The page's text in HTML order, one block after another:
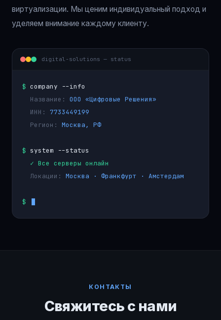
виртуализации. Мы ценим индивидуальный подход и
уделяем внимание каждому клиенту.
digital-solutions — status
$ company --info
Название: ООО «Цифровые Решения»
ИНН: 7733449199
Регион: Москва, РФ
$ system --status
✓ Все серверы онлайн
Локации: Москва · Франкфурт · Амстердам
$
КОНТАКТЫ
Свяжитесь с нами